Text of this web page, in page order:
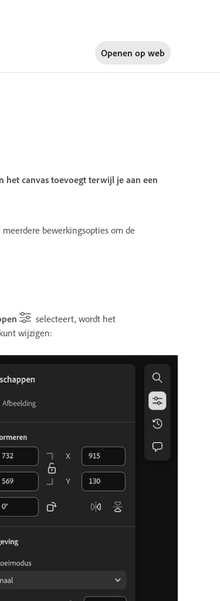
Openen op web
het canvas toevoegt terwijl je aan een
bewerkingsopties om de
selecteert, wordt het
wijzigen: